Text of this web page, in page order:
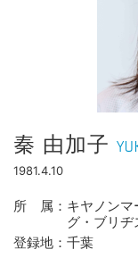
秦 由加子
1981.4.10
所属
キヤノンマ
グ・ブリヂ
登録地
千葉